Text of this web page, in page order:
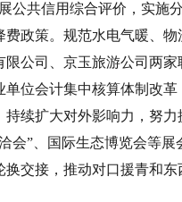
公共信用综合评价，实施
政策。规范水电气暖、
公司、京玉旅游公司两
位会计集中核算体制改
持续扩大对外影响力，努
会”、国际生态博览会等
交接，推动对口援青和